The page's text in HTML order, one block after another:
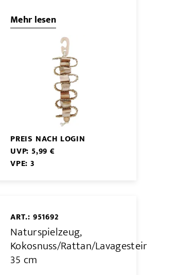
Mehr lesen
PREIS NACH LOGIN
UVP: 5,99 €
VPE: 3
ART.: 951692
Naturspielzeug,
Kokosnuss/Rattan/Lavagestein,
35 cm